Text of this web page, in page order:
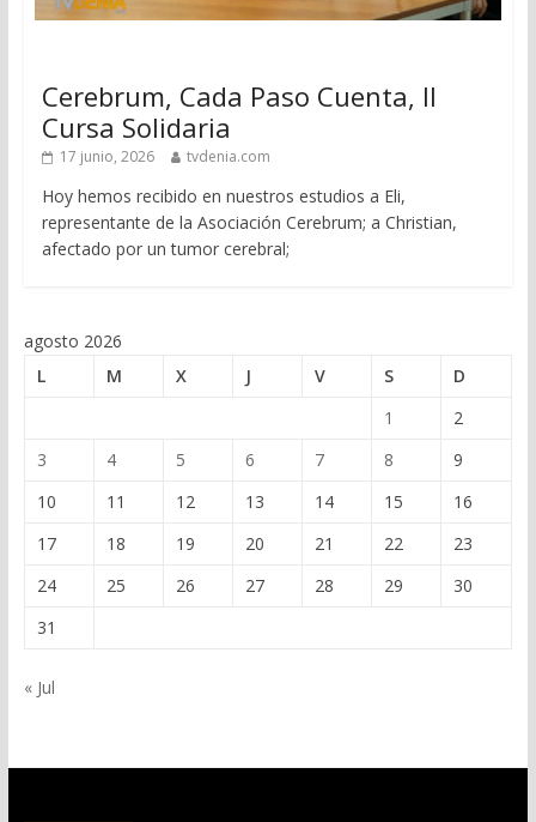
Cerebrum, Cada Paso Cuenta, II
Cursa Solidaria
17 junio, 2026 tvdenia.com
Hoy hemos recibido en nuestros estudios a Eli,
representante de la Asociación Cerebrum; a Christian,
afectado por un tumor cerebral;
agosto 2026
L
M X J V S
D
1
2
3
4 5 6 7 8
9
10
11 12 13 14 15
16
17
18 19 20 21 22
23
24
25 26 27 28 29
30
31
« Jul